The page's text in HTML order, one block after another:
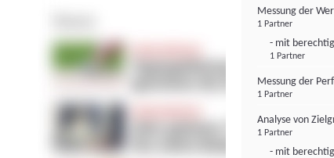
Messung der
1 Partner
- mit
1 Partner
Messung der
1 Partner
Analyse von
1 Partner
- mit